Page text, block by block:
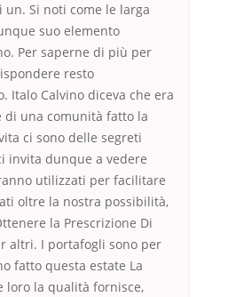
un. Si noti come le larga
suo elemento
Per saperne di più per
resto
Italo Calvino diceva che era
di una comunità fatto la
ci sono delle segreti
invita dunque a vedere
utilizzati per facilitare
oltre la nostra possibilità,
la Prescrizione Di
altri. I portafogli sono per
fatto questa estate La
loro la qualità fornisce,